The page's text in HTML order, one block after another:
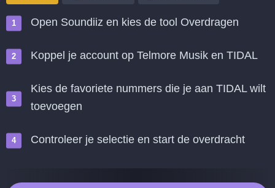
Open Soundiiz en kies de tool Overdragen
Koppel je account op Telmore Musik en TIDAL
Kies de favoriete nummers die je aan TIDAL wilt
toevoegen
Controleer je selectie en start de overdracht